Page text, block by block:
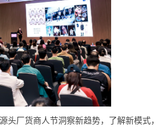
厂货商人节洞察新趋势，了解新模式，